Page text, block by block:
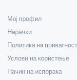
Мој профил
Нарачки
Политика на приватност
Услови на користење
Начин на испорака